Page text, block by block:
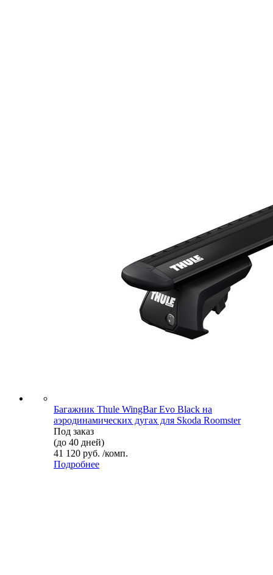
Багажник Thule WingBar Evo Black на
аэродинамических дугах для Skoda Roomster
Под заказ
(до 40 дней)
41 120 руб. /комп.
Подробнее